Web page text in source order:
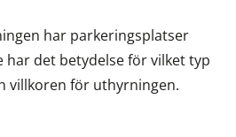
har parkeringsplatser
har det betydelse för vilket typ
villkoren för uthyrningen.